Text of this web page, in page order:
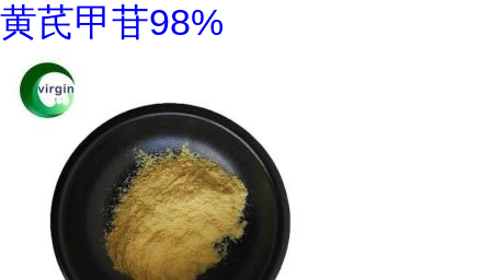
黄芪甲苷98%